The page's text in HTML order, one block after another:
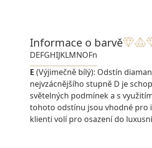
Informace o barvě
DEFGHIJKLMNOFn
E (Výjimečně bílý): Odstín
nejvzácnějšího stupně D je
světelných podmínek a s
tohoto odstínu jsou vhodné pro
klienti volí pro osazení do